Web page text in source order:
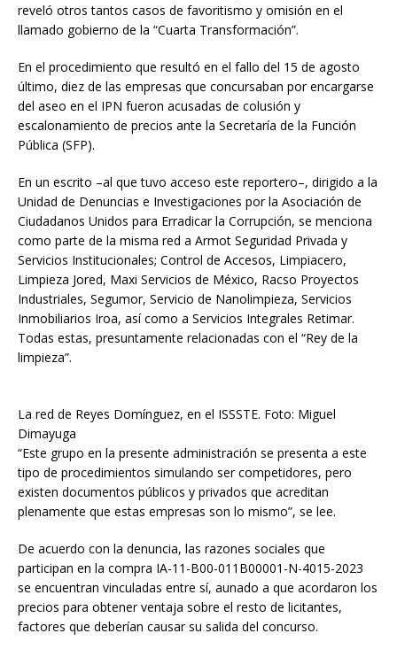
reveló otros tantos casos de favoritismo y omisión en el
llamado gobierno de la “Cuarta Transformación”.
En el procedimiento que resultó en el fallo del 15 de agosto
último, diez de las empresas que concursaban por encargarse
del aseo en el IPN fueron acusadas de colusión y
escalonamiento de precios ante la Secretaría de la Función
Pública (SFP).
En un escrito –al que tuvo acceso este reportero–, dirigido a la
Unidad de Denuncias e Investigaciones por la Asociación de
Ciudadanos Unidos para Erradicar la Corrupción, se menciona
como parte de la misma red a Armot Seguridad Privada y
Servicios Institucionales; Control de Accesos, Limpiacero,
Limpieza Jored, Maxi Servicios de México, Racso Proyectos
Industriales, Segumor, Servicio de Nanolimpieza, Servicios
Inmobiliarios Iroa, así como a Servicios Integrales Retimar.
Todas estas, presuntamente relacionadas con el “Rey de la
limpieza”.
La red de Reyes Domínguez, en el ISSSTE. Foto: Miguel
Dimayuga
“Este grupo en la presente administración se presenta a este
tipo de procedimientos simulando ser competidores, pero
existen documentos públicos y privados que acreditan
plenamente que estas empresas son lo mismo”, se lee.
De acuerdo con la denuncia, las razones sociales que
participan en la compra IA-11-B00-011B00001-N-4015-2023
se encuentran vinculadas entre sí, aunado a que acordaron los
precios para obtener ventaja sobre el resto de licitantes,
factores que deberían causar su salida del concurso.